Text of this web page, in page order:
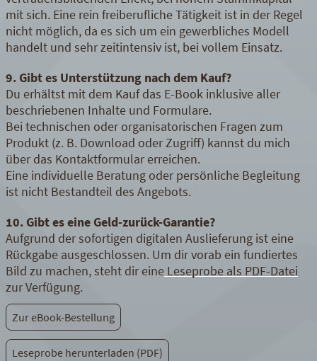
mit sich. Eine rein freiberufliche Tätigkeit ist in der Regel
nicht möglich, da es sich um ein gewerbliches Modell
handelt und sehr zeitintensiv ist, bei vollem Einsatz.
9. Gibt es Unterstützung nach dem Kauf?
Du erhältst mit dem Kauf das E-Book inklusive aller
beschriebenen Inhalte und Formulare.
Bei technischen oder organisatorischen Fragen zum
Produkt (z. B. Download oder Zugriff) kannst du mich
über das Kontaktformular erreichen.
Eine individuelle Beratung oder persönliche Begleitung
ist nicht Bestandteil des Angebots.
10. Gibt es eine Geld-zurück-Garantie?
Aufgrund der sofortigen digitalen Auslieferung ist eine
Rückgabe ausgeschlossen. Um dir vorab ein fundiertes
Bild zu machen, steht dir eine Leseprobe als PDF-Datei
zur Verfügung.
Zur eBook-Bestellung
Leseprobe herunterladen (PDF)